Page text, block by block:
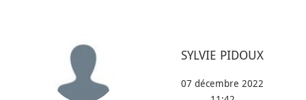
SYLVIE PIDOUX
07 décembre 2022